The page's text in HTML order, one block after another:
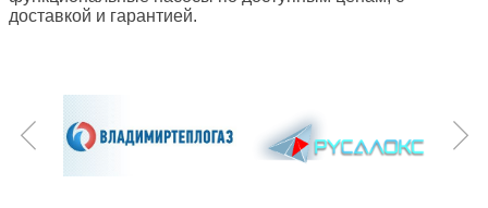
доставкой и гарантией.